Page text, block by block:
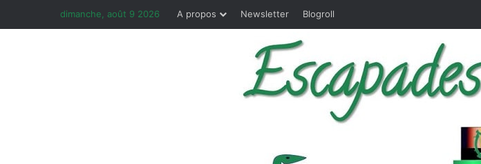
dimanche, août 9 2026 A propos Newsletter Blogroll